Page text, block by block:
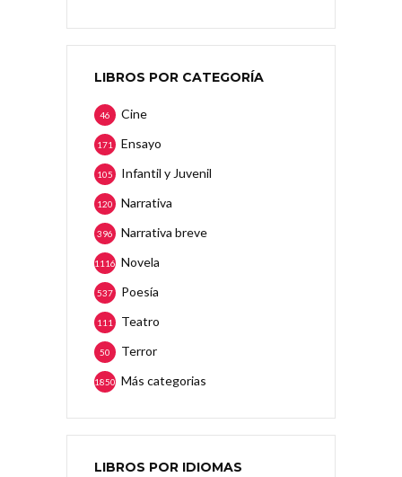
LIBROS POR CATEGORÍA
Cine
46
Ensayo
171
Infantil y Juvenil
105
Narrativa
120
Narrativa breve
396
Novela
1116
Poesía
537
Teatro
111
Terror
50
Más categorias
1850
LIBROS POR IDIOMAS